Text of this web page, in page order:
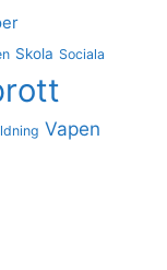
Skola Sociala
Vapen